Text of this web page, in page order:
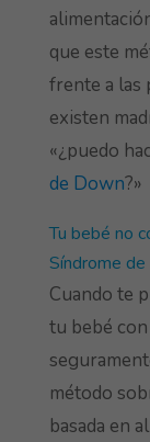
que este
frente a las
existen
«¿puedo
de Down?»
Tu bebé no
Síndrome
Cuando te
tu bebé
método
basada en